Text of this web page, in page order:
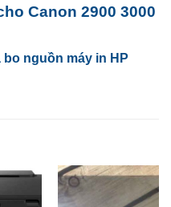
Canon 2900 3000
nguồn máy in HP